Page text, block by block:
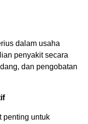
dalam usaha
penyakit secara
dan pengobatan
penting untuk